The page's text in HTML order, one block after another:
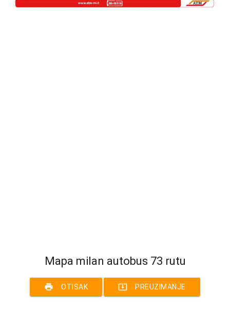
Mapa milan autobus 73 rutu
print OTISAK system_update_alt PREUZIMANJE